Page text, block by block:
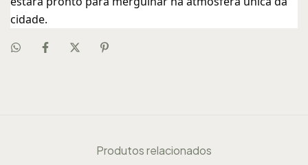
cidade.
Produtos relacionados